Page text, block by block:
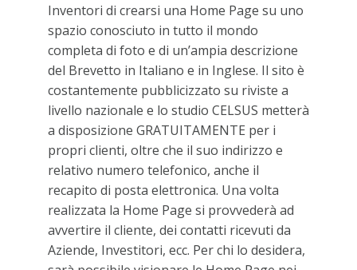
Inventori di crearsi una Home Page su uno
spazio conosciuto in tutto il mondo
completa di foto e di un’ampia descrizione
del Brevetto in Italiano e in Inglese. Il sito è
costantemente pubblicizzato su riviste a
livello nazionale e lo studio CELSUS metterà
a disposizione GRATUITAMENTE per i
propri clienti, oltre che il suo indirizzo e
relativo numero telefonico, anche il
recapito di posta elettronica. Una volta
realizzata la Home Page si provvederà ad
avvertire il cliente, dei contatti ricevuti da
Aziende, Investitori, ecc. Per chi lo desidera,